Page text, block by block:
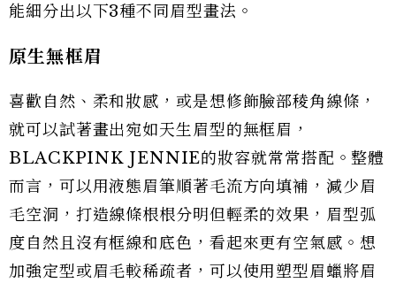
能細分出以下3種不同眉型畫法。
原生無框眉
喜歡自然、柔和妝感，或是想修飾臉部稜角線條，
就可以試著畫出宛如天生眉型的無框眉，
BLACKPINK JENNIE的妝容就常常搭配。整體
而言，可以用液態眉筆順著毛流方向填補，減少眉
毛空洞，打造線條根根分明但輕柔的效果，眉型弧
度自然且沒有框線和底色，看起來更有空氣感。想
加強定型或眉毛較稀疏者，可以使用塑型眉蠟將眉